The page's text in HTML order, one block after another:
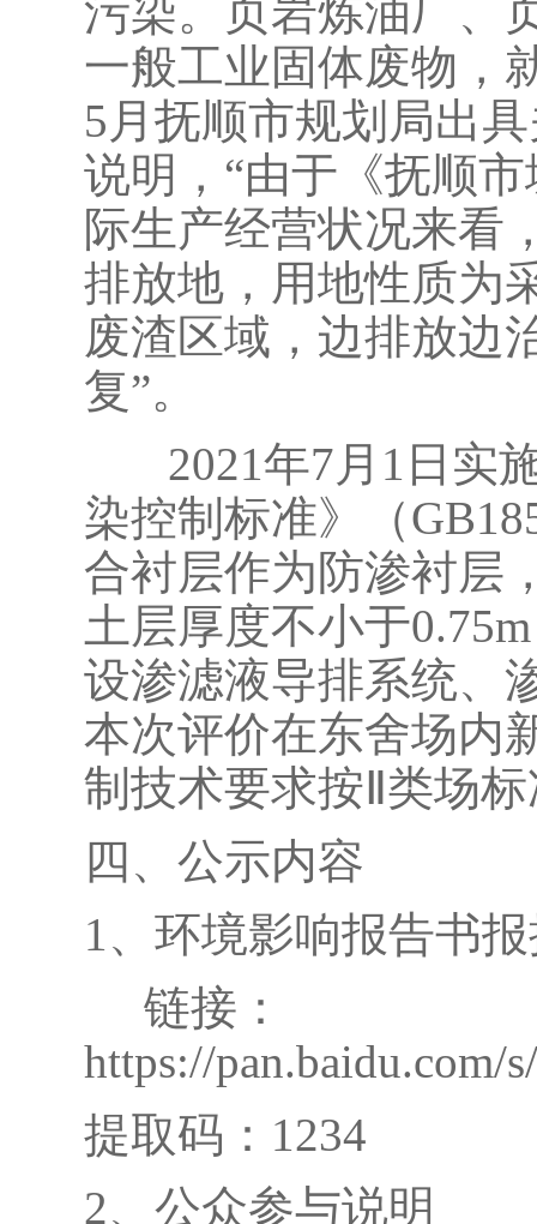
污染。页岩炼油厂、
一般工业固体废物，
5月抚顺市规划局出
说明，“由于《抚顺
际生产经营状况来看
排放地，用地性质为
废渣区域，边排放边
复”。
2021年7月1日实施
染控制标准》（
合衬层作为防渗衬层
土层厚度不小于
设渗滤液导排系统、
本次评价在东舍场内
制技术要求按Ⅱ类场
四、公示内容
1、环境影响报告书
链接：
https://
提取码：1234
2、公众参与说明